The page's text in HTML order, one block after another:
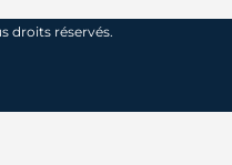
droits réservés.